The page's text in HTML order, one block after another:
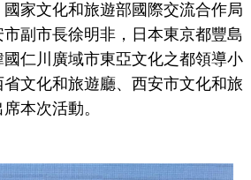
家文化和旅遊部國際交流合作局
副市長徐明非，日本東京都豐島
國仁川廣域市東亞文化之都領導小
文化和旅遊廳、西安市文化和旅
本次活動。